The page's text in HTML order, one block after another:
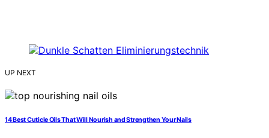
UP NEXT
14 Best Cuticle Oils That Will Nourish and Strengthen Your Nails